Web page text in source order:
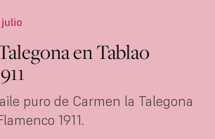
julio
en Tablao
puro de Carmen la Talegona
1911.